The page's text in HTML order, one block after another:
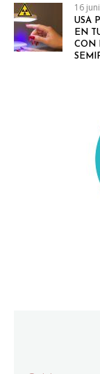
16
USA
EN
CON